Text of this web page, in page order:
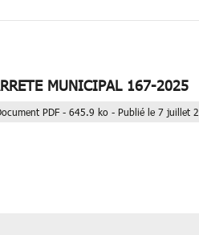
MUNICIPAL 167-2025
PDF - 645.9 ko - Publié le 7 juillet